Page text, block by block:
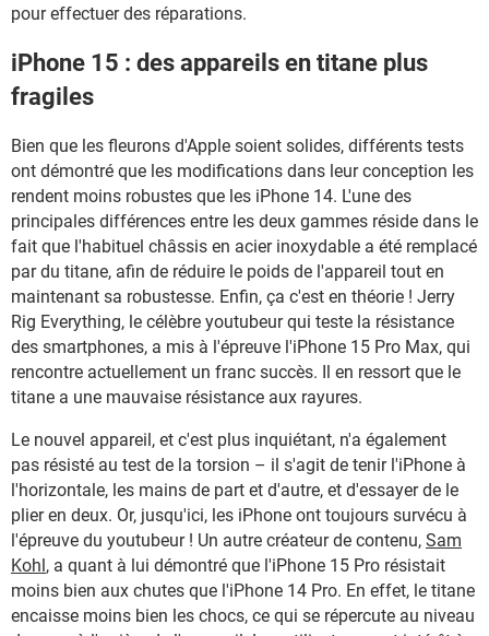
pour effectuer des réparations.
iPhone 15 : des appareils en titane plus
fragiles
Bien que les fleurons d'Apple soient solides, différents tests
ont démontré que les modifications dans leur conception les
rendent moins robustes que les iPhone 14. L'une des
principales différences entre les deux gammes réside dans le
fait que l'habituel châssis en acier inoxydable a été remplacé
par du titane, afin de réduire le poids de l'appareil tout en
maintenant sa robustesse. Enfin, ça c'est en théorie ! Jerry
Rig Everything, le célèbre youtubeur qui teste la résistance
des smartphones, a mis à l'épreuve l'iPhone 15 Pro Max, qui
rencontre actuellement un franc succès. Il en ressort que le
titane a une mauvaise résistance aux rayures.
Le nouvel appareil, et c'est plus inquiétant, n'a également
pas résisté au test de la torsion – il s'agit de tenir l'iPhone à
l'horizontale, les mains de part et d'autre, et d'essayer de le
plier en deux. Or, jusqu'ici, les iPhone ont toujours survécu à
l'épreuve du youtubeur ! Un autre créateur de contenu, Sam
Kohl, a quant à lui démontré que l'iPhone 15 Pro résistait
moins bien aux chutes que l'iPhone 14 Pro. En effet, le titane
encaisse moins bien les chocs, ce qui se répercute au niveau